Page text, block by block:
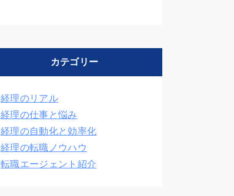
カテゴリー
経理のリアル
経理の仕事と悩み
経理の自動化と効率化
経理の転職ノウハウ
転職エージェント紹介